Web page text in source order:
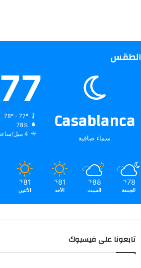
الطقس
Casablanca
سماء صافية
77
78º - 77º
78%
4 ميل/ساعة
78
℉
الجمعة
88
℉
السبت
81
℉
الأحد
81
℉
الأثنين
تابعونا على فيسبوك